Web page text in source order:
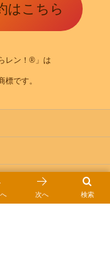
はこちら
レン！®」は
標です。
タカーⓇ
検索
次へ